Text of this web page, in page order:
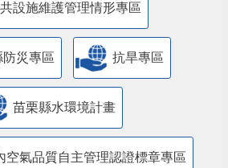
設施維護管理情形專區
災專區 抗旱專區
苗栗縣水環境計畫
空氣品質自主管理認證標章專區